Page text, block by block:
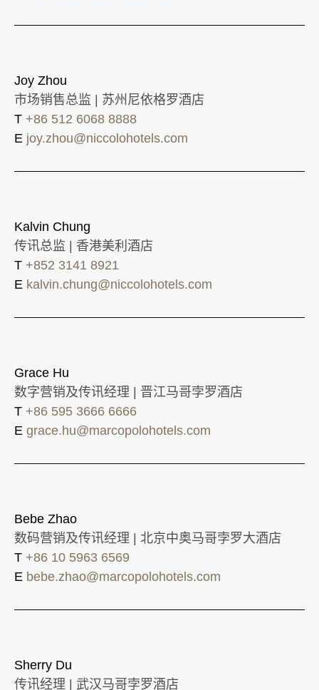
Joy Zhou
市场销售总监 | 苏州尼依格罗酒店
T +86 512 6068 8888
E joy.zhou@niccolohotels.com
Kalvin Chung
传讯总监 | 香港美利酒店
T +852 3141 8921
E kalvin.chung@niccolohotels.com
Grace Hu
数字营销及传讯经理 | 晋江马哥孛罗酒店
T +86 595 3666 6666
E grace.hu@marcopolohotels.com
Bebe Zhao
数码营销及传讯经理 | 北京中奥马哥孛罗大酒店
T +86 10 5963 6569
E bebe.zhao@marcopolohotels.com
Sherry Du
传讯经理 | 武汉马哥孛罗酒店